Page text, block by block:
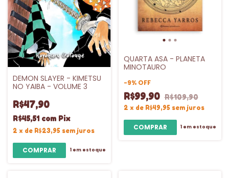
DEMON SLAYER - KIMETSU
NO YAIBA - VOLUME 3
R$47,90
R$45,51 com Pix
2 x de R$23,95 sem juros
1em estoque
QUARTA ASA - PLANETA
MINOTAURO
-9% OFF
R$99,90 R$109,90
2 x de R$49,95 sem juros
1 em estoque